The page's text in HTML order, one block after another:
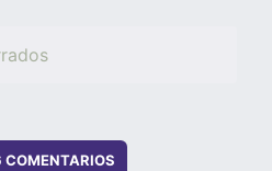
COMENTARIOS